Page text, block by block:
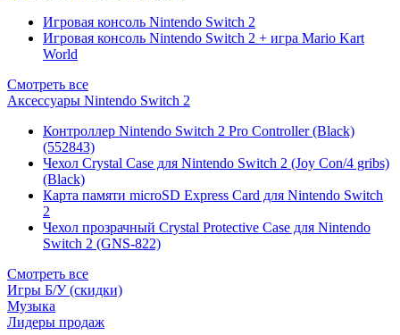
Игровая консоль Nintendo Switch 2
Игровая консоль Nintendo Switch 2 + игра Mario Kart
World
Смотреть все
Аксессуары Nintendo Switch 2
Контроллер Nintendo Switch 2 Pro Controller (Black)
(552843)
Чехол Сrystal Сase для Nintendo Switch 2 (Joy Con/4 gribs)
(Black)
Карта памяти microSD Express Card для Nintendo Switch
2
Чехол прозрачный Crystal Protective Case для Nintendo
Switch 2 (GNS-822)
Смотреть все
Игры Б/У (скидки)
Музыка
Лидеры продаж